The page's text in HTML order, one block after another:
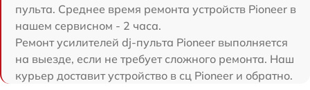
пульта. Среднее время ремонта устройств Pioneer в
нашем сервисном - 2 часа.
Ремонт усилителей dj-пульта Pioneer выполняется
на выезде, если не требует сложного ремонта. Наш
курьер доставит устройство в сц Pioneer и обратно.